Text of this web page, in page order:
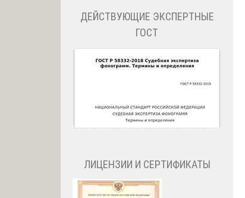
ДЕЙСТВУЮЩИЕ ЭКСПЕРТНЫЕ
ГОСТ
ЛИЦЕНЗИИ И СЕРТИФИКАТЫ